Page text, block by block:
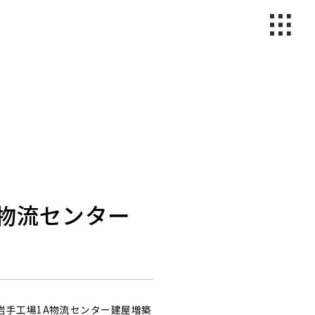
流センター
工場1A物流センター建屋増築